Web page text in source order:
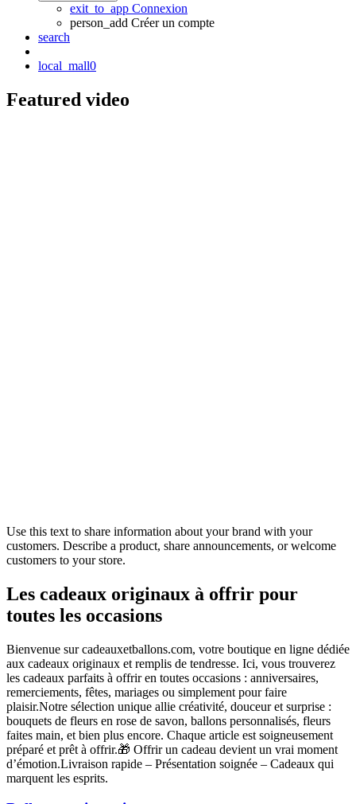
exit_to_app Connexion
person_add Créer un compte
search
local_mall0
Featured video
Use this text to share information about your brand with your
customers. Describe a product, share announcements, or welcome
customers to your store.
Les cadeaux originaux à offrir pour
toutes les occasions
Bienvenue sur cadeauxetballons.com, votre boutique en ligne dédiée
aux cadeaux originaux et remplis de tendresse. Ici, vous trouverez
les cadeaux parfaits à offrir en toutes occasions : anniversaires,
remerciements, fêtes, mariages ou simplement pour faire
plaisir.Notre sélection unique allie créativité, douceur et surprise :
bouquets de fleurs en rose de savon, ballons personnalisés, fleurs
faites main, et bien plus encore. Chaque article est soigneusement
préparé et prêt à offrir.🎁 Offrir un cadeau devient un vrai moment
d’émotion.Livraison rapide – Présentation soignée – Cadeaux qui
marquent les esprits.